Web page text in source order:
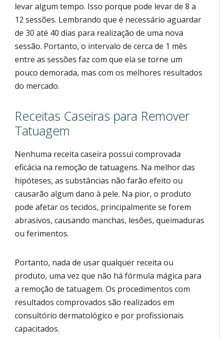
levar algum tempo. Isso porque pode levar de 8 a
12 sessões. Lembrando que é necessário aguardar
de 30 até 40 dias para realização de uma nova
sessão. Portanto, o intervalo de cerca de 1 mês
entre as sessões faz com que ela se torne um
pouco demorada, mas com os melhores resultados
do mercado.
Receitas Caseiras para Remover
Tatuagem
Nenhuma receita caseira possui comprovada
eficácia na remoção de tatuagens. Na melhor das
hipóteses, as substâncias não farão efeito ou
causarão algum dano à pele. Na pior, o produto
pode afetar os tecidos, principalmente se forem
abrasivos, causando manchas, lesões, queimaduras
ou ferimentos.
Portanto, nada de usar qualquer receita ou
produto, uma vez que não há fórmula mágica para
a remoção de tatuagem. Os procedimentos com
resultados comprovados são realizados em
consultório dermatológico e por profissionais
capacitados.